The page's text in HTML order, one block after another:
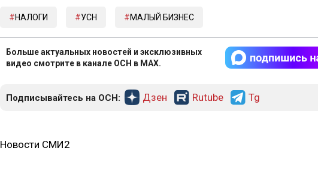
НАЛОГИ УСН МАЛЫЙ БИЗНЕС
Больше актуальных новостей и эксклюзивных
видео смотрите в канале ОСН в MAX.
Подписывайтесь на ОСН: Дзен Rutube Tg
Новости СМИ2